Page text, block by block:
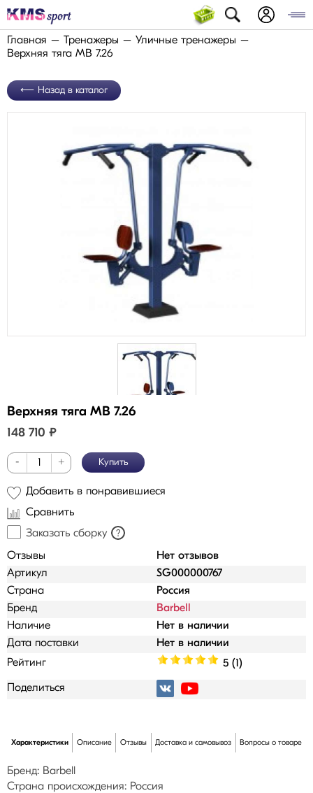
Главная Тренажеры
Уличные тренажеры
Верхняя тяга МВ 7.26
Назад в каталог
Верхняя тяга МВ 7.26
148 710 ₽
- + Купить
Добавить в понравившиеся
Сравнить
Заказать сборку
?
Отзывы
Нет отзывов
Артикул
SG000000767
Страна
Россия
Бренд
Barbell
Наличие
Нет в наличии
Дата поставки
Нет в наличии
Рейтинг
5 (1)
Поделиться
Характеристики Описание Отзывы Доставка и самовывоз Вопросы о товаре
Бренд: Barbell
Страна происхождения: Россия